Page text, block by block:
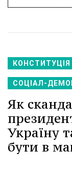
КОНСТИТУЦІЯ
СОЦІАЛ-
Як
Україну
бути в